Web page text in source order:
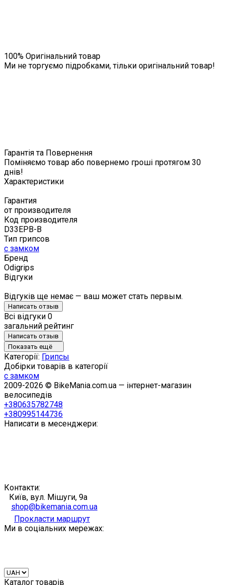
100% Оригінальний товар
Ми не торгуємо підробками, тільки оригінальний товар!
Гарантія та Повернення
Поміняємо товар або повернемо гроші протягом 30
днів!
Характеристики
Гарантия
от производителя
Код производителя
D33EPB-B
Тип грипсов
с замком
Бренд
Odigrips
Відгуки
Відгуків ще немає — ваш может стать первым.
Написать отзыв
Всі відгуки 0
загальний рейтинг
Написать отзыв
Показать ещё
Категорії: Грипсы
Добірки товарів в категорії
с замком
2009-2026 © BikeMania.com.ua — інтернет-магазин
велосипедів
+380635782748
+380995144736
Написати в месенджери:
Контакти:
Київ, вул. Мішуги, 9а
shop@bikemania.com.ua
Прокласти маршрут
Ми в соціальних мережах:
Каталог товарів